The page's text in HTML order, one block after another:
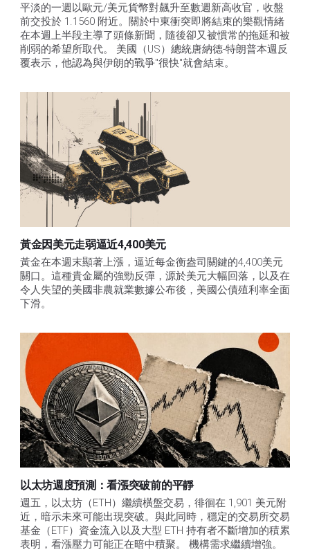
平淡的一週以歐元/美元貨幣對飆升至數週新高收官，收盤
前交投於 1.1560 附近。關於中東衝突即將結束的樂觀情緒
在本週上半段主導了頭條新聞，隨後卻又被慣常的拖延和被
削弱的希望所取代。 美國（US）總統唐納德-特朗普本週反
覆表示，他認為與伊朗的戰爭"很快"就會結束。
黃金因美元走弱逼近4,400美元
黃金在本週末顯著上漲，逼近每金衡盎司關鍵的4,400美元
關口。這種貴金屬的強勁反彈，源於美元大幅回落，以及在
令人失望的美國非農就業數據公布後，美國公債殖利率全面
下滑。
以太坊週度預測：看漲突破前的平靜
週五，以太坊（ETH）繼續橫盤交易，徘徊在 1,901 美元附
近，暗示未來可能出現突破。與此同時，穩定的交易所交易
基金（ETF）資金流入以及大型 ETH 持有者不斷增加的積累
表明，看漲壓力可能正在暗中積聚。 機構需求繼續增強。